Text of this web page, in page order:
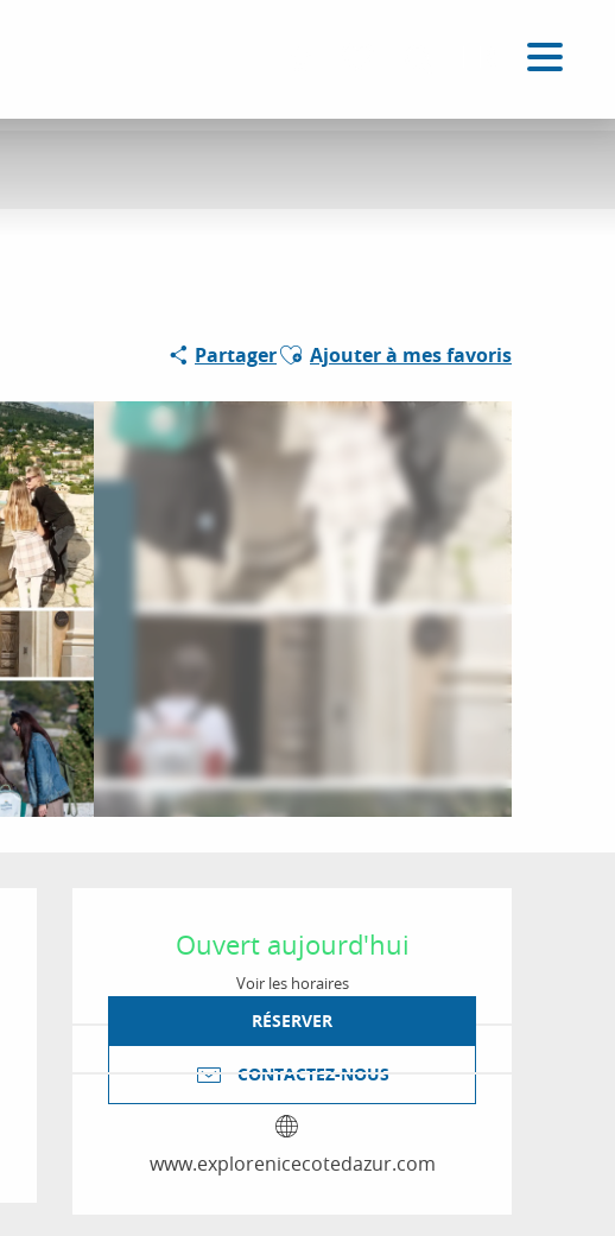
PartagerAjouter aux favoris
Ajouter à mes favoris
Ouverture et
Ouvert aujourd'hui
Voir les horaires
RÉSERVER
CONTACTEZ-NOUS
www.explorenicecotedazur.com